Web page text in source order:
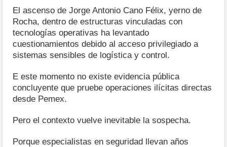
El ascenso de Jorge Antonio Cano Félix, yerno de
Rocha, dentro de estructuras vinculadas con
tecnologías operativas ha levantado
cuestionamientos debido al acceso privilegiado a
sistemas sensibles de logística y control.
E este momento no existe evidencia pública
concluyente que pruebe operaciones ilícitas directas
desde Pemex.
Pero el contexto vuelve inevitable la sospecha.
Porque especialistas en seguridad llevan años